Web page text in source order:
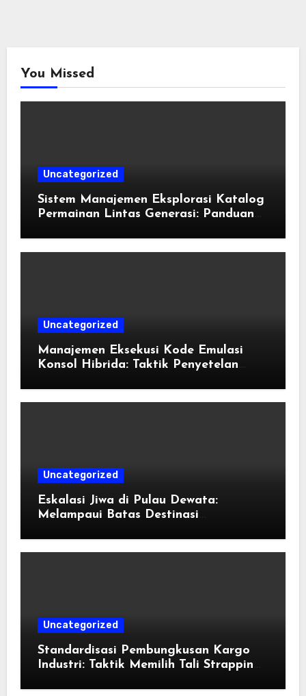
You Missed
Uncategorized
Sistem Manajemen Eksplorasi Katalog
Permainan Lintas Generasi: Panduan
Uncategorized
Manajemen Eksekusi Kode Emulasi
Konsol Hibrida: Taktik Penyetelan
Uncategorized
Eskalasi Jiwa di Pulau Dewata:
Melampaui Batas Destinasi
Uncategorized
Standardisasi Pembungkusan Kargo
Industri: Taktik Memilih Tali Strapping